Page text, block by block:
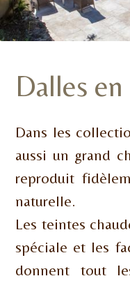
Dalles
Dans les
aussi un grand
reproduit
naturelle.
Les teintes
spéciale et les
donnent tout